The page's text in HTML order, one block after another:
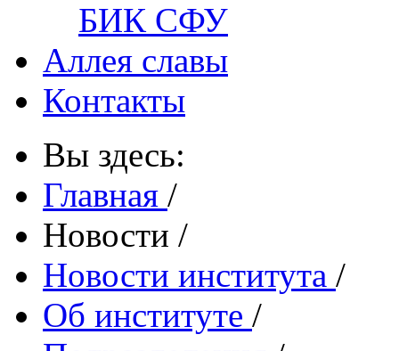
БИК СФУ
Аллея славы
Контакты
Вы здесь:
Главная /
Новости /
Новости института /
Об институте /